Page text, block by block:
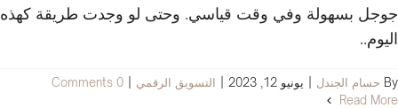
جوجل بسهولة وفي وقت قياسي. وحتى لو وجدت طريقة كهذه
اليوم..
By حسام الجندل يونيو 12, 2023 التسويق الرقمي
0 Comments
Read More